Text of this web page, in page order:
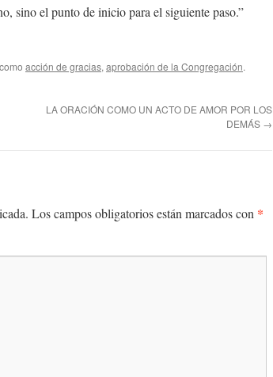
sino el punto de inicio para el siguiente paso.”
acción de gracias, aprobación de la Congregación.
LA ORACIÓN COMO UN ACTO DE AMOR POR LOS
DEMÁS →
Los campos obligatorios están marcados con *